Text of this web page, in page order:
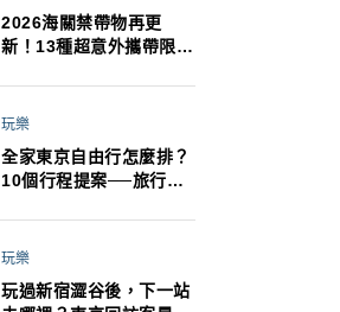
2026海關禁帶物再更
新！13種超意外攜帶限
最高還罰百萬！注意事項
玩樂
全家東京自由行怎麼排？
10個行程提案──旅行不
法！
玩樂
玩過新宿澀谷後，下一站